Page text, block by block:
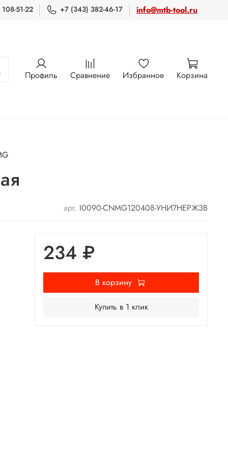
51-22 +7 (343) 382-46-17 info@mtb-tool.ru
Профиль Сравнение Избранное Корзина
арт. I0090-CNMG120408-УНИ7НЕРЖ3В
234 ₽
В корзину
Купить в 1 клик